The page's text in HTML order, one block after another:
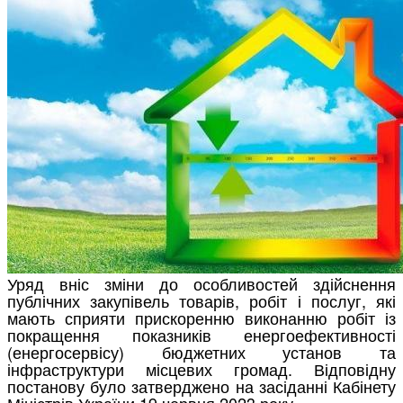
Уряд вніс зміни до особливостей здійснення
публічних закупівель товарів, робіт і послуг, які
мають сприяти прискоренню виконанню робіт із
покращення показників енергоефективності
(енергосервісу) бюджетних установ та
інфраструктури місцевих громад. Відповідну
постанову було затверджено на засіданні Кабінету